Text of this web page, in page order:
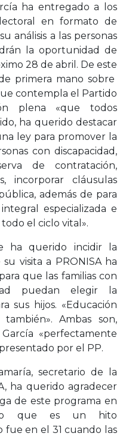
ha entregado a los
en formato de
análisis a las personas
la oportunidad de
28 de abril. De este
primera mano sobre
contempla el Partido
plena «que todos
ha querido destacar
ley para promover la
con discapacidad,
de contratación,
incorporar cláusulas
además de para
especializada e
el ciclo vital».
ha querido incidir la
visita a PRONISA ha
que las familias con
puedan elegir la
sus hijos. «Educación
Ambas son,
«perfectamente
por el PP.
secretario de la
ha querido agradecer
de este programa en
que es un hito
en el 31 cuando las